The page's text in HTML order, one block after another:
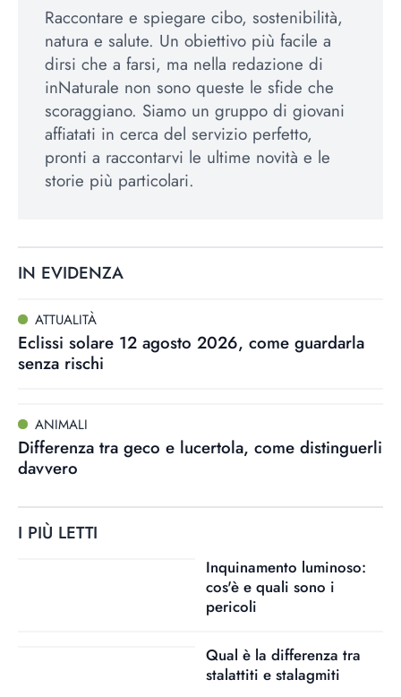
Raccontare e spiegare cibo, sostenibilità,
natura e salute. Un obiettivo più facile a
dirsi che a farsi, ma nella redazione di
inNaturale non sono queste le sfide che
scoraggiano. Siamo un gruppo di giovani
affiatati in cerca del servizio perfetto,
pronti a raccontarvi le ultime novità e le
storie più particolari.
IN EVIDENZA
ATTUALITÀ
Eclissi solare 12 agosto 2026, come guardarla
senza rischi
ANIMALI
Differenza tra geco e lucertola, come distinguerli
davvero
I PIÙ LETTI
Inquinamento luminoso:
cos'è e quali sono i
pericoli
Qual è la differenza tra
stalattiti e stalagmiti